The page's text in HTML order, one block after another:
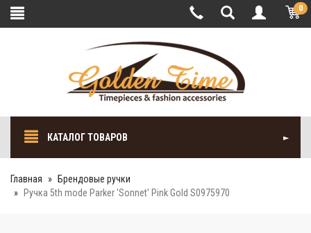
0
КАТАЛОГ ТОВАРОВ
Главная
Брендовые ручки
Ручка 5th mode Parker 'Sonnet' Pink Gold S0975970